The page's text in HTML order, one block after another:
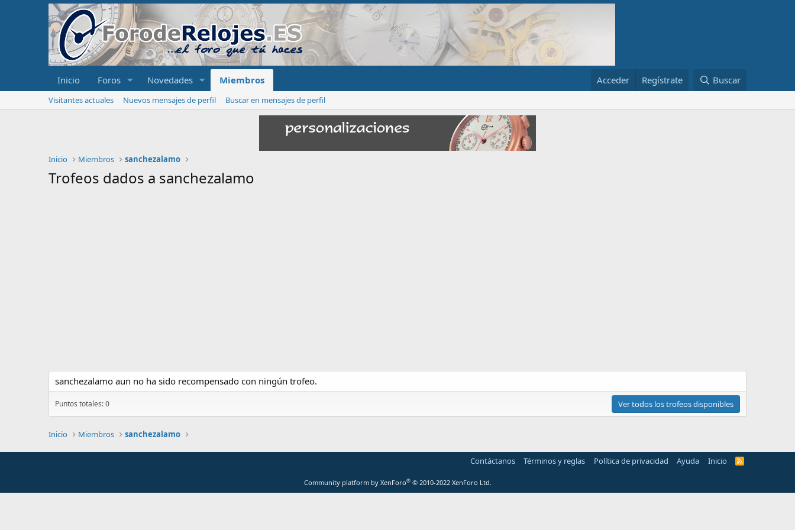
Inicio Foros Novedades Miembros Acceder Regístrate Buscar
Visitantes actuales Nuevos mensajes de perfil Buscar en mensajes de perfil
Inicio Miembros sanchezalamo
Trofeos dados a sanchezalamo
sanchezalamo aun no ha sido recompensado con ningún trofeo.
Puntos totales: 0 Ver todos los trofeos disponibles
Inicio Miembros sanchezalamo
Contáctanos Términos y reglas Política de privacidad Ayuda Inicio
R
Community platform by XenForo® © 2010-2022 XenForo Ltd.